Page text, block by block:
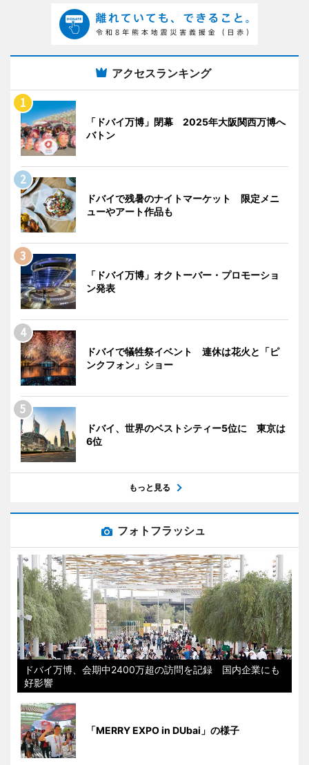
アクセスランキング
「ドバイ万博」閉幕 2025年大阪関西万博へ
バトン
ドバイで残暑のナイトマーケット 限定メニ
ューやアート作品も
「ドバイ万博」オクトーバー・プロモーショ
ン発表
ドバイで犠牲祭イベント 連休は花火と「ピ
ンクフォン」ショー
ドバイ、世界のベストシティー5位に 東京は
6位
もっと見る
フォトフラッシュ
ドバイ万博、会期中2400万超の訪問を記録 国内企業にも
好影響
「MERRY EXPO in DUbai」の様子